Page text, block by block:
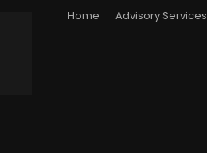
Home Advisory Services